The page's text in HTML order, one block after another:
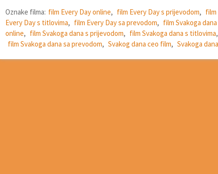
Oznake filma: film Every Day online, film Every Day s prijevodom, film
Every Day s titlovima, film Every Day sa prevodom, film Svakoga dana
online, film Svakoga dana s prijevodom, film Svakoga dana s titlovima,
film Svakoga dana sa prevodom, Svakog dana ceo film, Svakoga dana